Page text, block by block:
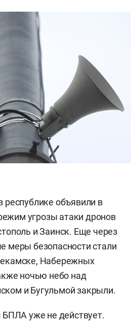
республике объявили в
угрозы атаки дронов
и Заинск. Еще через
меры безопасности стали
Набережных
ночью небо над
и Бугульмой закрыли.
БПЛА уже не действует.